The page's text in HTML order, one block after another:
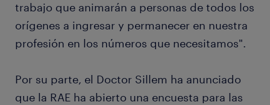
trabajo que animarán a personas de todos los
orígenes a ingresar y permanecer en nuestra
profesión en los números que necesitamos".
Por su parte, el Doctor Sillem ha anunciado
que la RAE ha abierto una encuesta para las